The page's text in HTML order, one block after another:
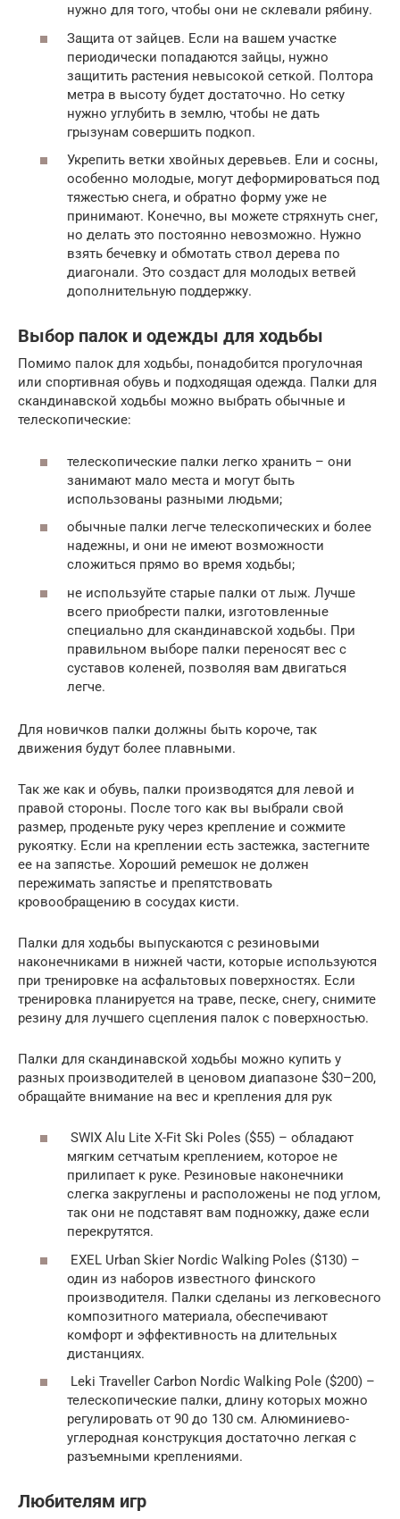
нужно для того, чтобы они не склевали рябину.
Защита от зайцев. Если на вашем участке
периодически попадаются зайцы, нужно
защитить растения невысокой сеткой. Полтора
метра в высоту будет достаточно. Но сетку
нужно углубить в землю, чтобы не дать
грызунам совершить подкоп.
Укрепить ветки хвойных деревьев. Ели и сосны,
особенно молодые, могут деформироваться под
тяжестью снега, и обратно форму уже не
принимают. Конечно, вы можете стряхнуть снег,
но делать это постоянно невозможно. Нужно
взять бечевку и обмотать ствол дерева по
диагонали. Это создаст для молодых ветвей
дополнительную поддержку.
Выбор палок и одежды для ходьбы
Помимо палок для ходьбы, понадобится прогулочная
или спортивная обувь и подходящая одежда. Палки для
скандинавской ходьбы можно выбрать обычные и
телескопические:
телескопические палки легко хранить – они
занимают мало места и могут быть
использованы разными людьми;
обычные палки легче телескопических и более
надежны, и они не имеют возможности
сложиться прямо во время ходьбы;
не используйте старые палки от лыж. Лучше
всего приобрести палки, изготовленные
специально для скандинавской ходьбы. При
правильном выборе палки переносят вес с
суставов коленей, позволяя вам двигаться
легче.
Для новичков палки должны быть короче, так
движения будут более плавными.
Так же как и обувь, палки производятся для левой и
правой стороны. После того как вы выбрали свой
размер, проденьте руку через крепление и сожмите
рукоятку. Если на креплении есть застежка, застегните
ее на запястье. Хороший ремешок не должен
пережимать запястье и препятствовать
кровообращению в сосудах кисти.
Палки для ходьбы выпускаются с резиновыми
наконечниками в нижней части, которые используются
при тренировке на асфальтовых поверхностях. Если
тренировка планируется на траве, песке, снегу, снимите
резину для лучшего сцепления палок с поверхностью.
Палки для скандинавской ходьбы можно купить у
разных производителей в ценовом диапазоне $30–200,
обращайте внимание на вес и крепления для рук
SWIX Alu Lite X-Fit Ski Poles ($55) – обладают
мягким сетчатым креплением, которое не
прилипает к руке. Резиновые наконечники
слегка закруглены и расположены не под углом,
так они не подставят вам подножку, даже если
перекрутятся.
EXEL Urban Skier Nordic Walking Poles ($130) –
один из наборов известного финского
производителя. Палки сделаны из легковесного
композитного материала, обеспечивают
комфорт и эффективность на длительных
дистанциях.
Leki Traveller Carbon Nordic Walking Pole ($200) –
телескопические палки, длину которых можно
регулировать от 90 до 130 см. Алюминиево-
углеродная конструкция достаточно легкая с
разъемными креплениями.
Любителям игр